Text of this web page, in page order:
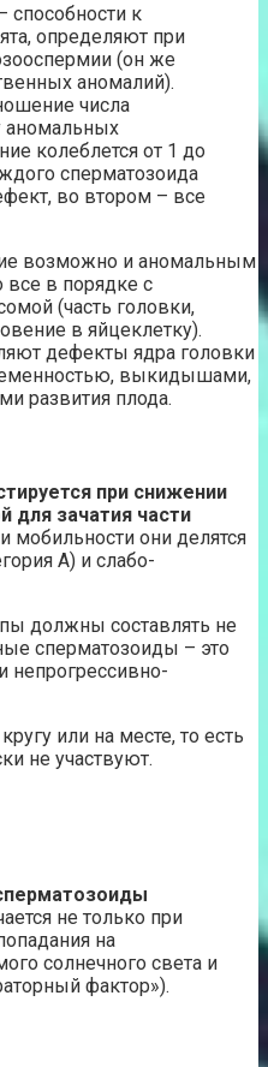
способности к
определяют при
(он же
аномалий).
числа
аномальных
колеблется от 1 до
сперматозоида
во втором – все
возможно и аномальным
все в порядке с
(часть головки,
в яйцеклетку).
дефекты ядра головки
выкидышами,
развития плода.
при снижении
для зачатия части
мобильности они делятся
А) и слабо-
должны составлять не
сперматозоиды – это
непрогрессивно-
или на месте, то есть
не участвуют.
не только при
на
солнечного света и
фактор»).